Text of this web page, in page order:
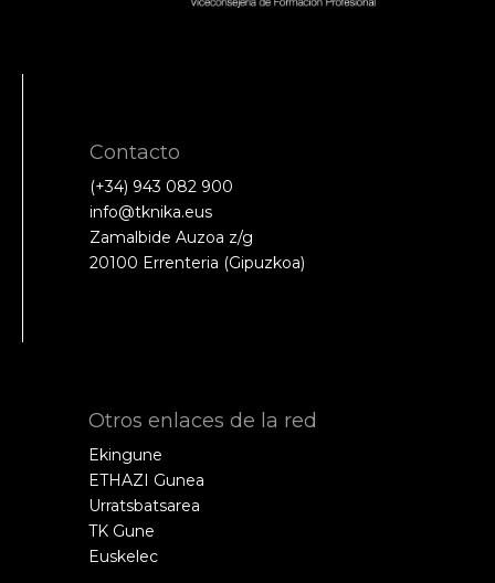
Contacto
(+34) 943 082 900
info@tknika.eus
Zamalbide Auzoa z/g
20100 Errenteria (Gipuzkoa)
Otros enlaces de la red
Ekingune
ETHAZI Gunea
Urratsbatsarea
TK Gune
Euskelec